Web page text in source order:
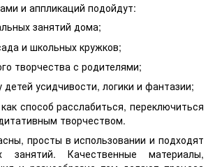
и аппликаций подойдут:
занятий дома;
и школьных кружков;
творчества с родителями;
детей усидчивости, логики и фантазии;
способ расслабиться, переключиться
творчеством.
просты в использовании и подходят
занятий. Качественные материалы,